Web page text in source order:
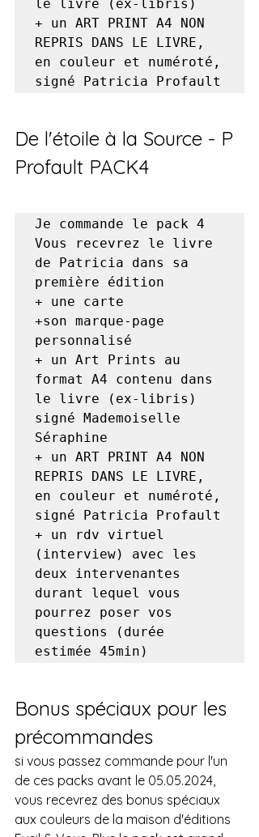
le livre (ex-libris)
+ un ART PRINT A4 NON
REPRIS DANS LE LIVRE,
en couleur et numéroté,
signé Patricia Profault
De l'étoile à la Source - P
Profault PACK4
Je commande le pack 4
Vous recevrez le livre
de Patricia dans sa
première édition
+ une carte
+son marque-page
personnalisé
+ un Art Prints au
format A4 contenu dans
le livre (ex-libris)
signé Mademoiselle
Séraphine
+ un ART PRINT A4 NON
REPRIS DANS LE LIVRE,
en couleur et numéroté,
signé Patricia Profault
+ un rdv virtuel
(interview) avec les
deux intervenantes
durant lequel vous
pourrez poser vos
questions (durée
estimée 45min)
Bonus spéciaux pour les
précommandes
si vous passez commande pour l'un
de ces packs avant le 05.05.2024,
vous recevrez des bonus spéciaux
aux couleurs de la maison d'éditions